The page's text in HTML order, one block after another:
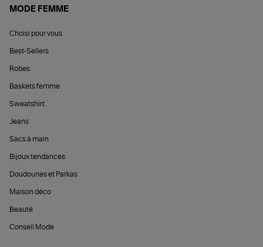
MODE FEMME
Choisi pour vous
Best-Sellers
Robes
Baskets femme
Sweatshirt
Jeans
Sacs à main
Bijoux tendances
Doudounes et Parkas
Maison déco
Beauté
Conseil Mode